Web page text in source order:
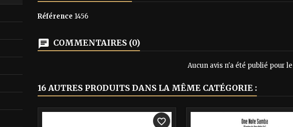
Référence 1456
COMMENTAIRES (0)
Aucun avis n'a été publié pour
16 AUTRES PRODUITS DANS LA MÊME CATÉGORIE :
favorite_border